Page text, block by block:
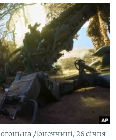
на Донеччині, 26 січня